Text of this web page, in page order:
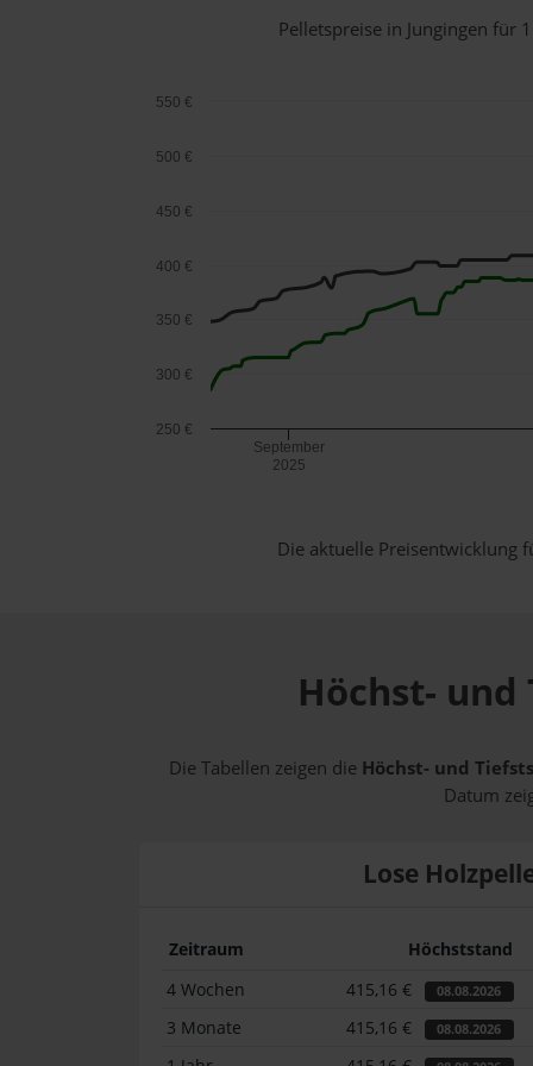
Pelletspreise in Jungingen für
September
2025
250 €
300 €
350 €
400 €
450 €
500 €
550 €
Die aktuelle Preisentwicklung
Höchst- und
Die Tabellen zeigen die Höchst- und
Datum
Lose
Zeitraum Höchststand
4 Wochen
415,16 € 08.08.2026
3 Monate 415,16 € 08.08.2026